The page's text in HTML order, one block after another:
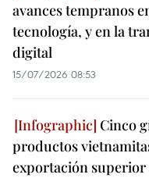
avances tempranos
tecnología, y en la
digital
15/07/2026 08:53
Cinco
productos
exportación superior